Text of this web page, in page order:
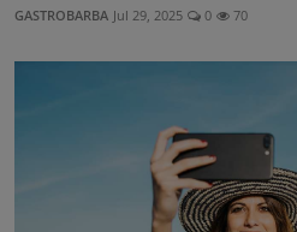
GASTROBARBA Jul 29, 2025 0 70